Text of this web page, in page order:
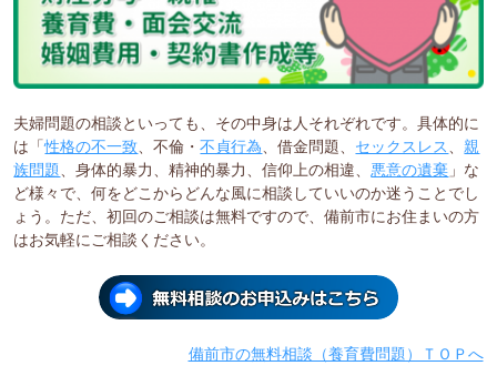
夫婦問題の相談といっても、その中身は人それぞれです。具体的に
は「性格の不一致、不倫・不貞行為、借金問題、 セックスレス、親
族問題、身体的暴力、精神的暴力、信仰上の相違、悪意の遺棄 」な
ど様々で、何をどこからどんな風に相談していいのか迷うことでし
ょう。ただ、初回のご相談は無料ですので、備前市にお住まいの方
はお気軽にご相談ください。
備前市の無料相談（養育費問題）ＴＯＰへ